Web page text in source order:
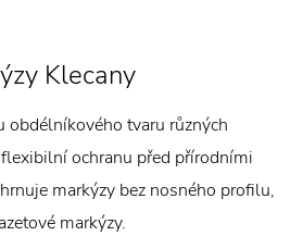
Klecany
obdélníkového tvaru různých
ochranu před přírodními
markýzy bez nosného profilu,
markýzy.